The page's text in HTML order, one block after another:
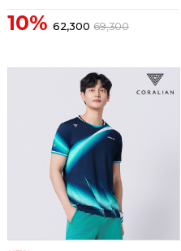
10% 62,300 69,300